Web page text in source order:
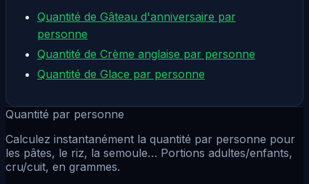
Quantité de Gâteau d'anniversaire par
personne
Quantité de Crème anglaise par personne
Quantité de Glace par personne
Quantité par personne
Calculez instantanément la quantité par personne pour
les pâtes, le riz, la semoule… Portions adultes/enfants,
cru/cuit, en grammes.